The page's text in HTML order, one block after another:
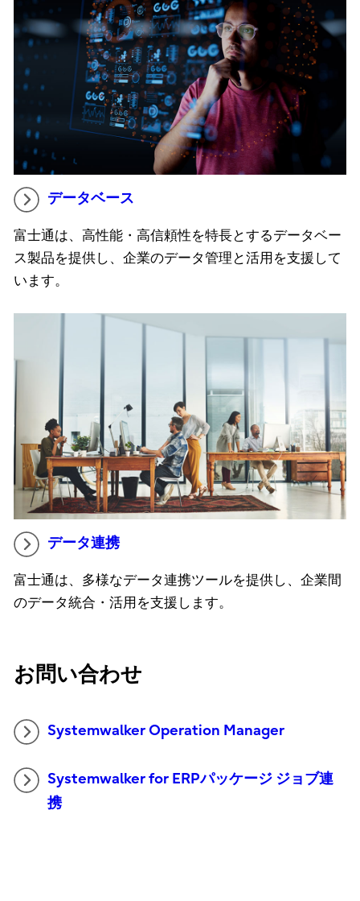
データベース
富士通は、高性能・高信頼性を特長とするデータベー
ス製品を提供し、企業のデータ管理と活用を支援して
います。
データ連携
富士通は、多様なデータ連携ツールを提供し、企業間
のデータ統合・活用を支援します。
お問い合わせ
Systemwalker Operation Manager
Systemwalker for ERPパッケージ ジョブ連
携